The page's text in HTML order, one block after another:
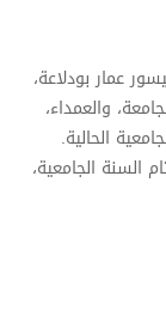
عمار بودلاعة،
والعمداء،
الحالية.
السنة الجامعية،